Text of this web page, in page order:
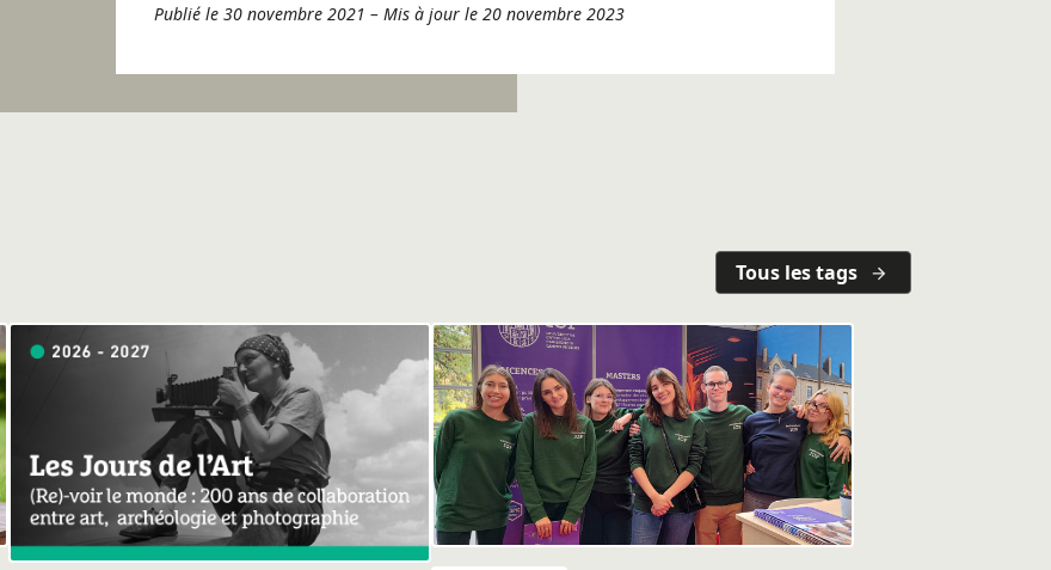
Publié le 30 novembre 2021 – Mis à jour le 20 novembre 2023
Tous les tags